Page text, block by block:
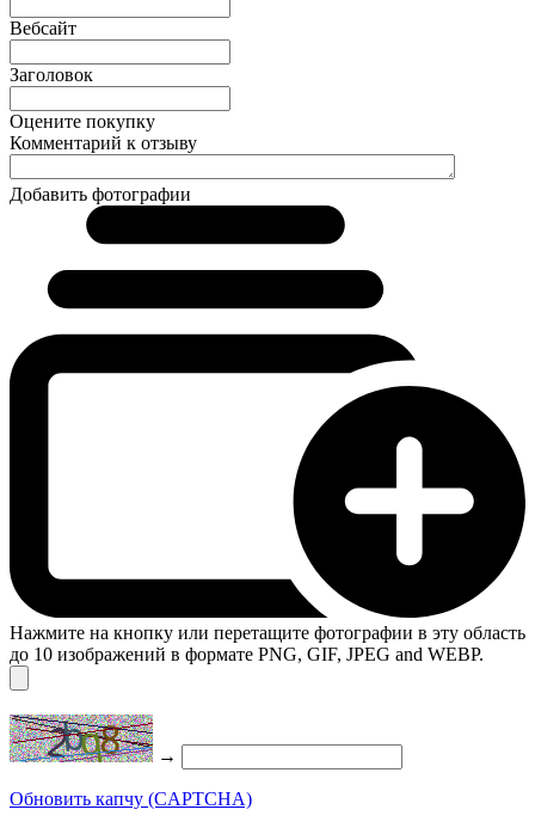
Вебсайт
Заголовок
Оцените покупку
Комментарий к отзыву
Добавить фотографии
Нажмите на кнопку или перетащите фотографии в эту область
до 10 изображений в формате PNG, GIF, JPEG and WEBP.
→
Обновить капчу (CAPTCHA)